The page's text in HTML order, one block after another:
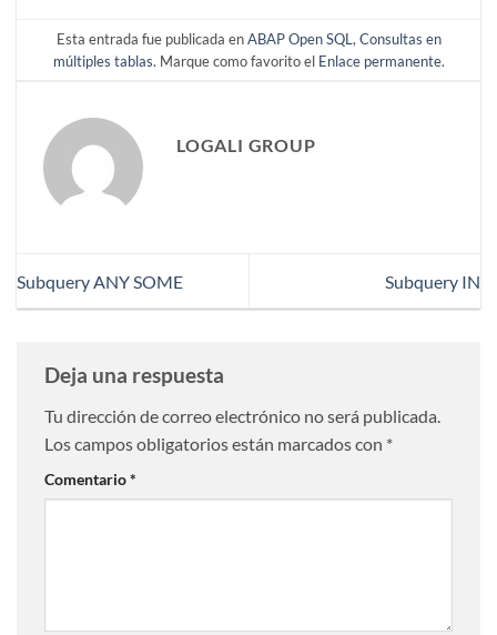
Esta entrada fue publicada enABAP Open SQL , Consultas en
múltiples tablas. Marque como favorito el Enlace permanente.
LOGALI GROUP
Subquery ANY SOME Subquery IN
Deja una respuesta
Tu dirección de correo electrónico no será publicada.
Los campos obligatorios están marcados con *
Comentario*